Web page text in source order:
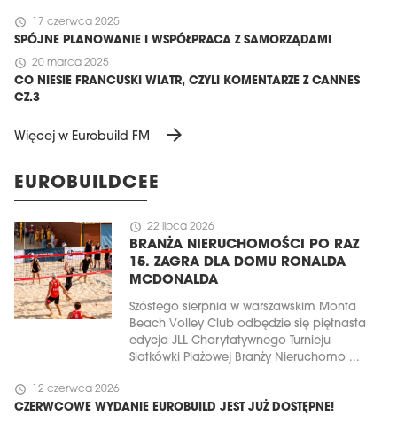
schedule 17 czerwca 2025
SPÓJNE PLANOWANIE I WSPÓŁPRACA Z SAMORZĄDAMI
schedule 20 marca 2025
CO NIESIE FRANCUSKI WIATR, CZYLI KOMENTARZE Z CANNES
CZ.3
Więcej w Eurobuild FM arrow_forward
EUROBUILDCEE
schedule 22 lipca 2026
BRANŻA NIERUCHOMOŚCI PO RAZ
15. ZAGRA DLA DOMU RONALDA
MCDONALDA
Szóstego sierpnia w warszawskim Monta
Beach Volley Club odbędzie się piętnasta
edycja JLL Charytatywnego Turnieju
Siatkówki Plażowej Branży Nieruchomo ...
schedule 12 czerwca 2026
CZERWCOWE WYDANIE EUROBUILD JEST JUŻ DOSTĘPNE!